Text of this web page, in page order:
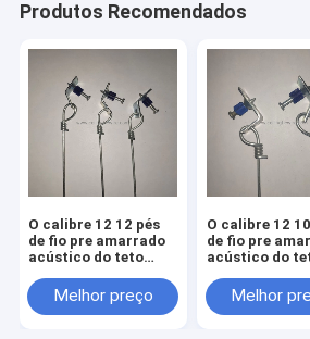
Produtos Recomendados
O calibre 12 12 pés
de fio pre amarrado
acústico do teto
e o grampo 135°
Melhor preço
O calibre 12
de fio pre
acústico do
e o grampo de
Melhor